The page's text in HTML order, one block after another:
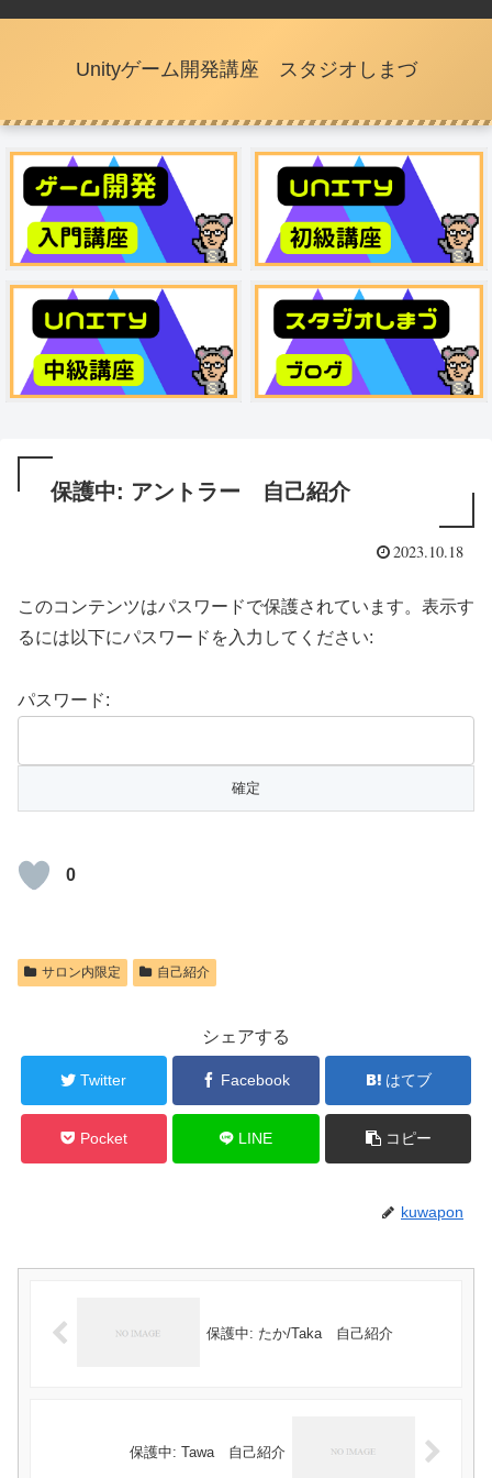
Unityゲーム開発講座 スタジオしまづ
保護中: アントラー 自己紹介
2023.10.18
このコンテンツはパスワードで保護されています。表示す
るには以下にパスワードを入力してください:
パスワード:
0
サロン内限定 自己紹介
シェアする
Twitter Facebook はてブ
Pocket LINE コピー
kuwapon
保護中: たか/Taka 自己紹介
保護中: Tawa 自己紹介